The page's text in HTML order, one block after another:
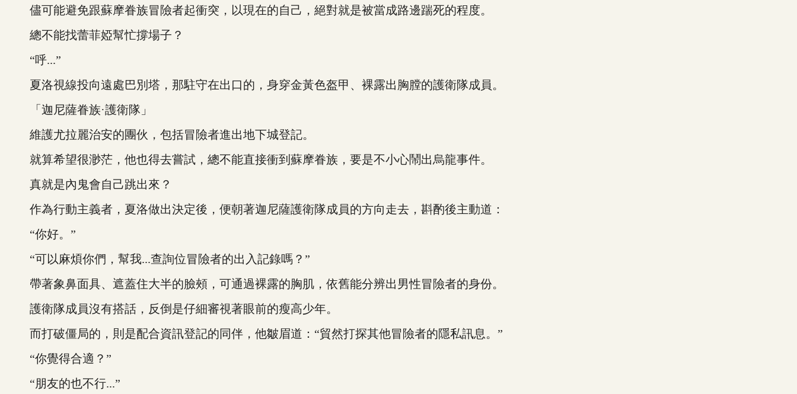
儘可能避免跟蘇摩眷族冒險者起衝突，以現在的自己，絕對就是被當成路邊踹死的程度。
總不能找蕾菲婭幫忙撐場子？
“呼...”
夏洛視線投向遠處巴別塔，那駐守在出口的，身穿金黃色盔甲、裸露出胸膛的護衛隊成員。
「迦尼薩眷族·護衛隊」
維護尤拉麗治安的團伙，包括冒險者進出地下城登記。
就算希望很渺茫，他也得去嘗試，總不能直接衝到蘇摩眷族，要是不小心鬧出烏龍事件。
真就是內鬼會自己跳出來？
作為行動主義者，夏洛做出決定後，便朝著迦尼薩護衛隊成員的方向走去，斟酌後主動道：
“你好。”
“可以麻煩你們，幫我...查詢位冒險者的出入記錄嗎？”
帶著象鼻面具、遮蓋住大半的臉頰，可通過裸露的胸肌，依舊能分辨出男性冒險者的身份。
護衛隊成員沒有搭話，反倒是仔細審視著眼前的瘦高少年。
而打破僵局的，則是配合資訊登記的同伴，他皺眉道：“貿然打探其他冒險者的隱私訊息。”
“你覺得合適？”
“朋友的也不行...”